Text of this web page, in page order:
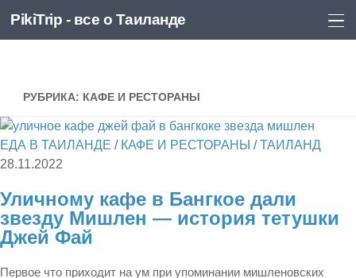
Перейти к содержимому
PikiTrip - все о Таиланде
PikiTrip - все о Таиланде
РУБРИКА: КАФЕ И РЕСТОРАНЫ
ЕДА В ТАИЛАНДЕ / КАФЕ И РЕСТОРАНЫ /ТАИЛАНД
28.11.2022
Уличному кафе в Бангкое дали
звезду Мишлен — история тетушки
Джей Фай
Первое что приходит на ум при упоминании мишленовских